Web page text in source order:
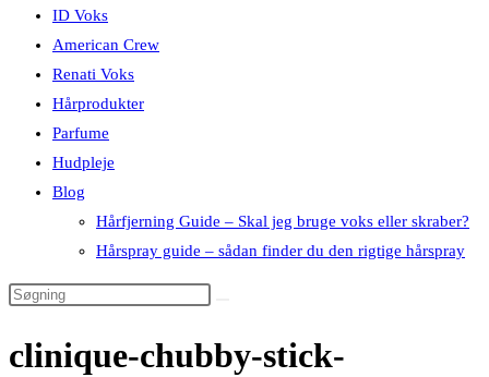
ID Voks
American Crew
Renati Voks
Hårprodukter
Parfume
Hudpleje
Blog
Hårfjerning Guide – Skal jeg bruge voks eller skraber?
Hårspray guide – sådan finder du den rigtige hårspray
clinique-chubby-stick-